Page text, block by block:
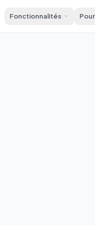
Fonctionnalités